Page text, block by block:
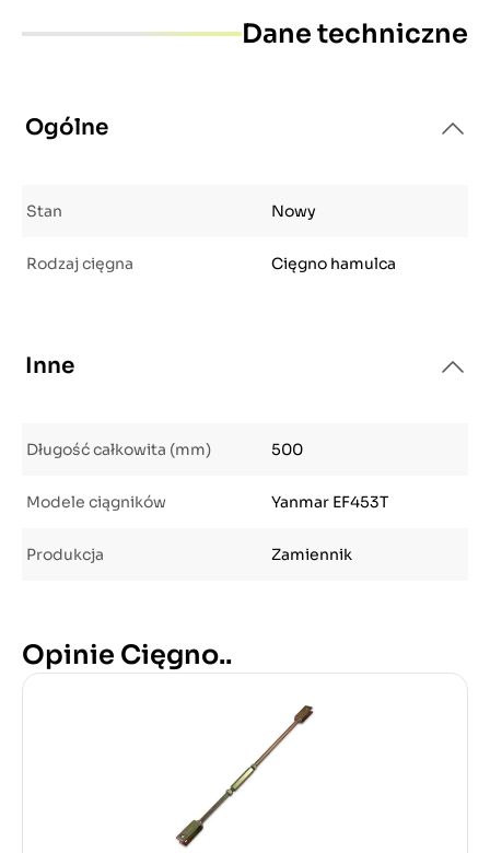
Dane techniczne
Ogólne
Stan Nowy
Rodzaj cięgna Cięgno hamulca
Inne
Długość całkowita (mm) 500
Modele ciągników Yanmar EF453T
Produkcja Zamiennik
Opinie Cięgno..